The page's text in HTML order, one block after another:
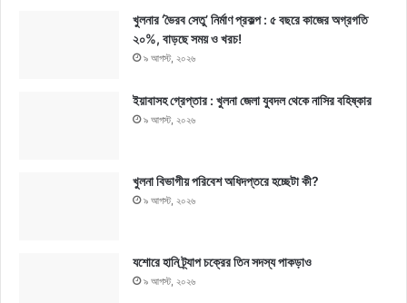
খুলনার ‘ভৈরব সেতু’ নির্মাণ প্রকল্প : ৫ বছরে কাজের অগ্রগতি
২০%, বাড়ছে সময় ও খরচ!
৯ আগস্ট, ২০২৬
ইয়াবাসহ গ্রেপ্তার : খুলনা জেলা যুবদল থেকে নাসির বহিষ্কার
৯ আগস্ট, ২০২৬
খুলনা বিভাগীয় পরিবেশ অধিদপ্তরে হচ্ছেটা কী?
৯ আগস্ট, ২০২৬
যশোরে হানি ট্র্যাপ চক্রের তিন সদস্য পাকড়াও
৯ আগস্ট, ২০২৬